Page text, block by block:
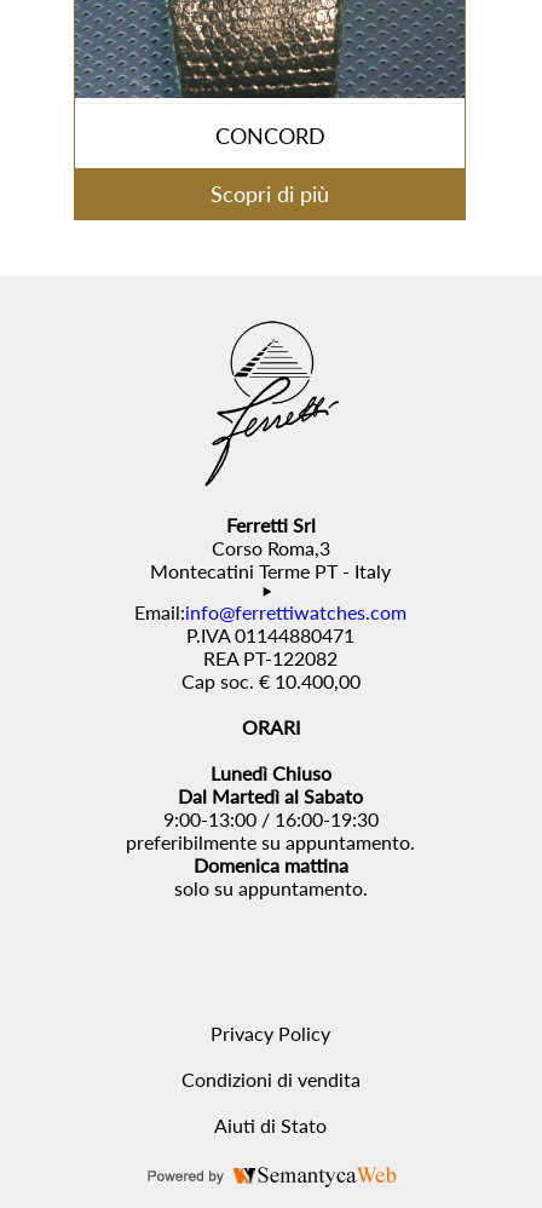
CONCORD
Scopri di più
Ferretti Srl
Corso Roma,3
Montecatini Terme PT - Italy
Email:info@ferrettiwatches.com
P.IVA 01144880471
REA PT-122082
Cap soc. € 10.400,00
ORARI
Lunedì Chiuso
Dal Martedì al Sabato
9:00-13:00 / 16:00-19:30
preferibilmente su appuntamento.
Domenica mattina
solo su appuntamento.
Privacy Policy
Condizioni di vendita
Aiuti di Stato